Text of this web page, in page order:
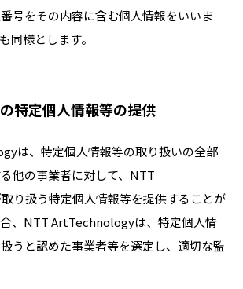
号をその内容に含む個人情報をいいま
同様とします。
特定個人情報等の提供
は、特定個人情報等の取り扱いの全部
他の事業者に対して、NTT
り扱う特定個人情報等を提供することが
、NTT ArtTechnologyは、特定個人情
うと認めた事業者等を選定し、適切な監